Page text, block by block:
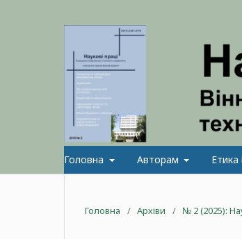
Головна Авторам Етика
Головна / Архіви / № 2 (2025):